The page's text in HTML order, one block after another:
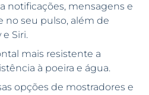
notificações, mensagens e
seu pulso, além de
Siri.
mais resistente a
à poeira e água.
opções de mostradores e